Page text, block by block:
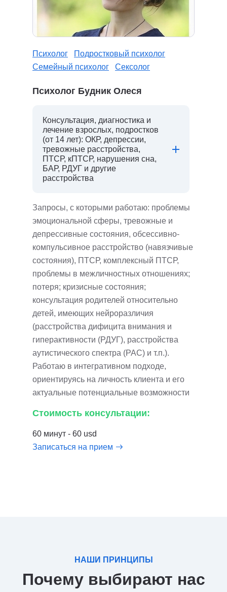
Психолог
Подростковый психолог
Семейный психолог
Сексолог
Психолог Будник Олеся
Консультация, диагностика и
лечение взрослых, подростков
(от 14 лет): ОКР, депрессии,
тревожные расстройства,
ПТСР, кПТСР, нарушения сна,
БАР, РДУГ и другие
расстройства
Запросы, с которыми работаю: проблемы
эмоциональной сферы, тревожные и
депрессивные состояния, обсессивно-
компульсивное расстройство (навязчивые
состояния), ПТСР, комплексный ПТСР,
проблемы в межличностных отношениях;
потеря; кризисные состояния;
консультация родителей относительно
детей, имеющих нейроразличия
(расстройства дифицита внимания и
гиперактивности (РДУГ), расстройства
аутистического спектра (РАС) и т.п.).
Работаю в интегративном подходе,
ориентируясь на личность клиента и его
актуальные потенциальные возможности
Стоимость консультации:
60 минут - 60 usd
Записаться на прием
НАШИ ПРИНЦИПЫ
Почему выбирают нас